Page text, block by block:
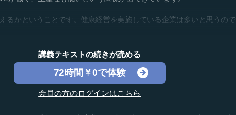
るかということです。健康経営を実施している企業は多いと思うので
講義テキストの続きが読める
72時間￥0で体験
会員の方のログインはこちら